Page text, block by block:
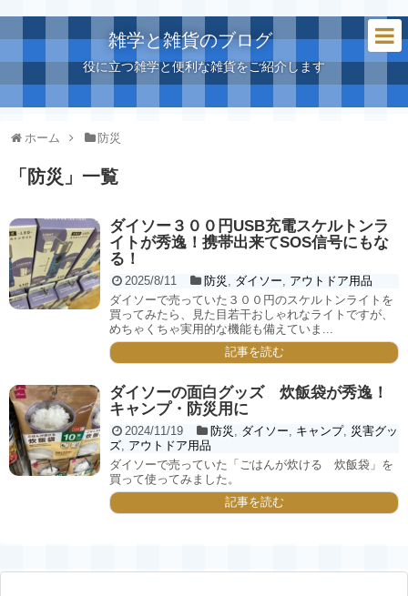
雑学と雑貨のブログ
役に立つ雑学と便利な雑貨をご紹介します
ホーム 防災
「 防災 」 一覧
ダイソー３００円USB充電スケルトンラ
イトが秀逸！携帯出来てSOS信号にもな
る！
2025/8/11 防災 , ダイソー, アウトドア用品
ダイソーで売っていた３００円のスケルトンライトを
買ってみたら、見た目若干おしゃれなライトですが、
めちゃくちゃ実用的な機能も備えていま...
記事を読む
ダイソーの面白グッズ 炊飯袋が秀逸！
キャンプ・防災用に
2024/11/19 防災 , ダイソー, キャンプ, 災害グッ
ズ, アウトドア用品
ダイソーで売っていた「ごはんが炊ける 炊飯袋」を
買って使ってみました。
記事を読む